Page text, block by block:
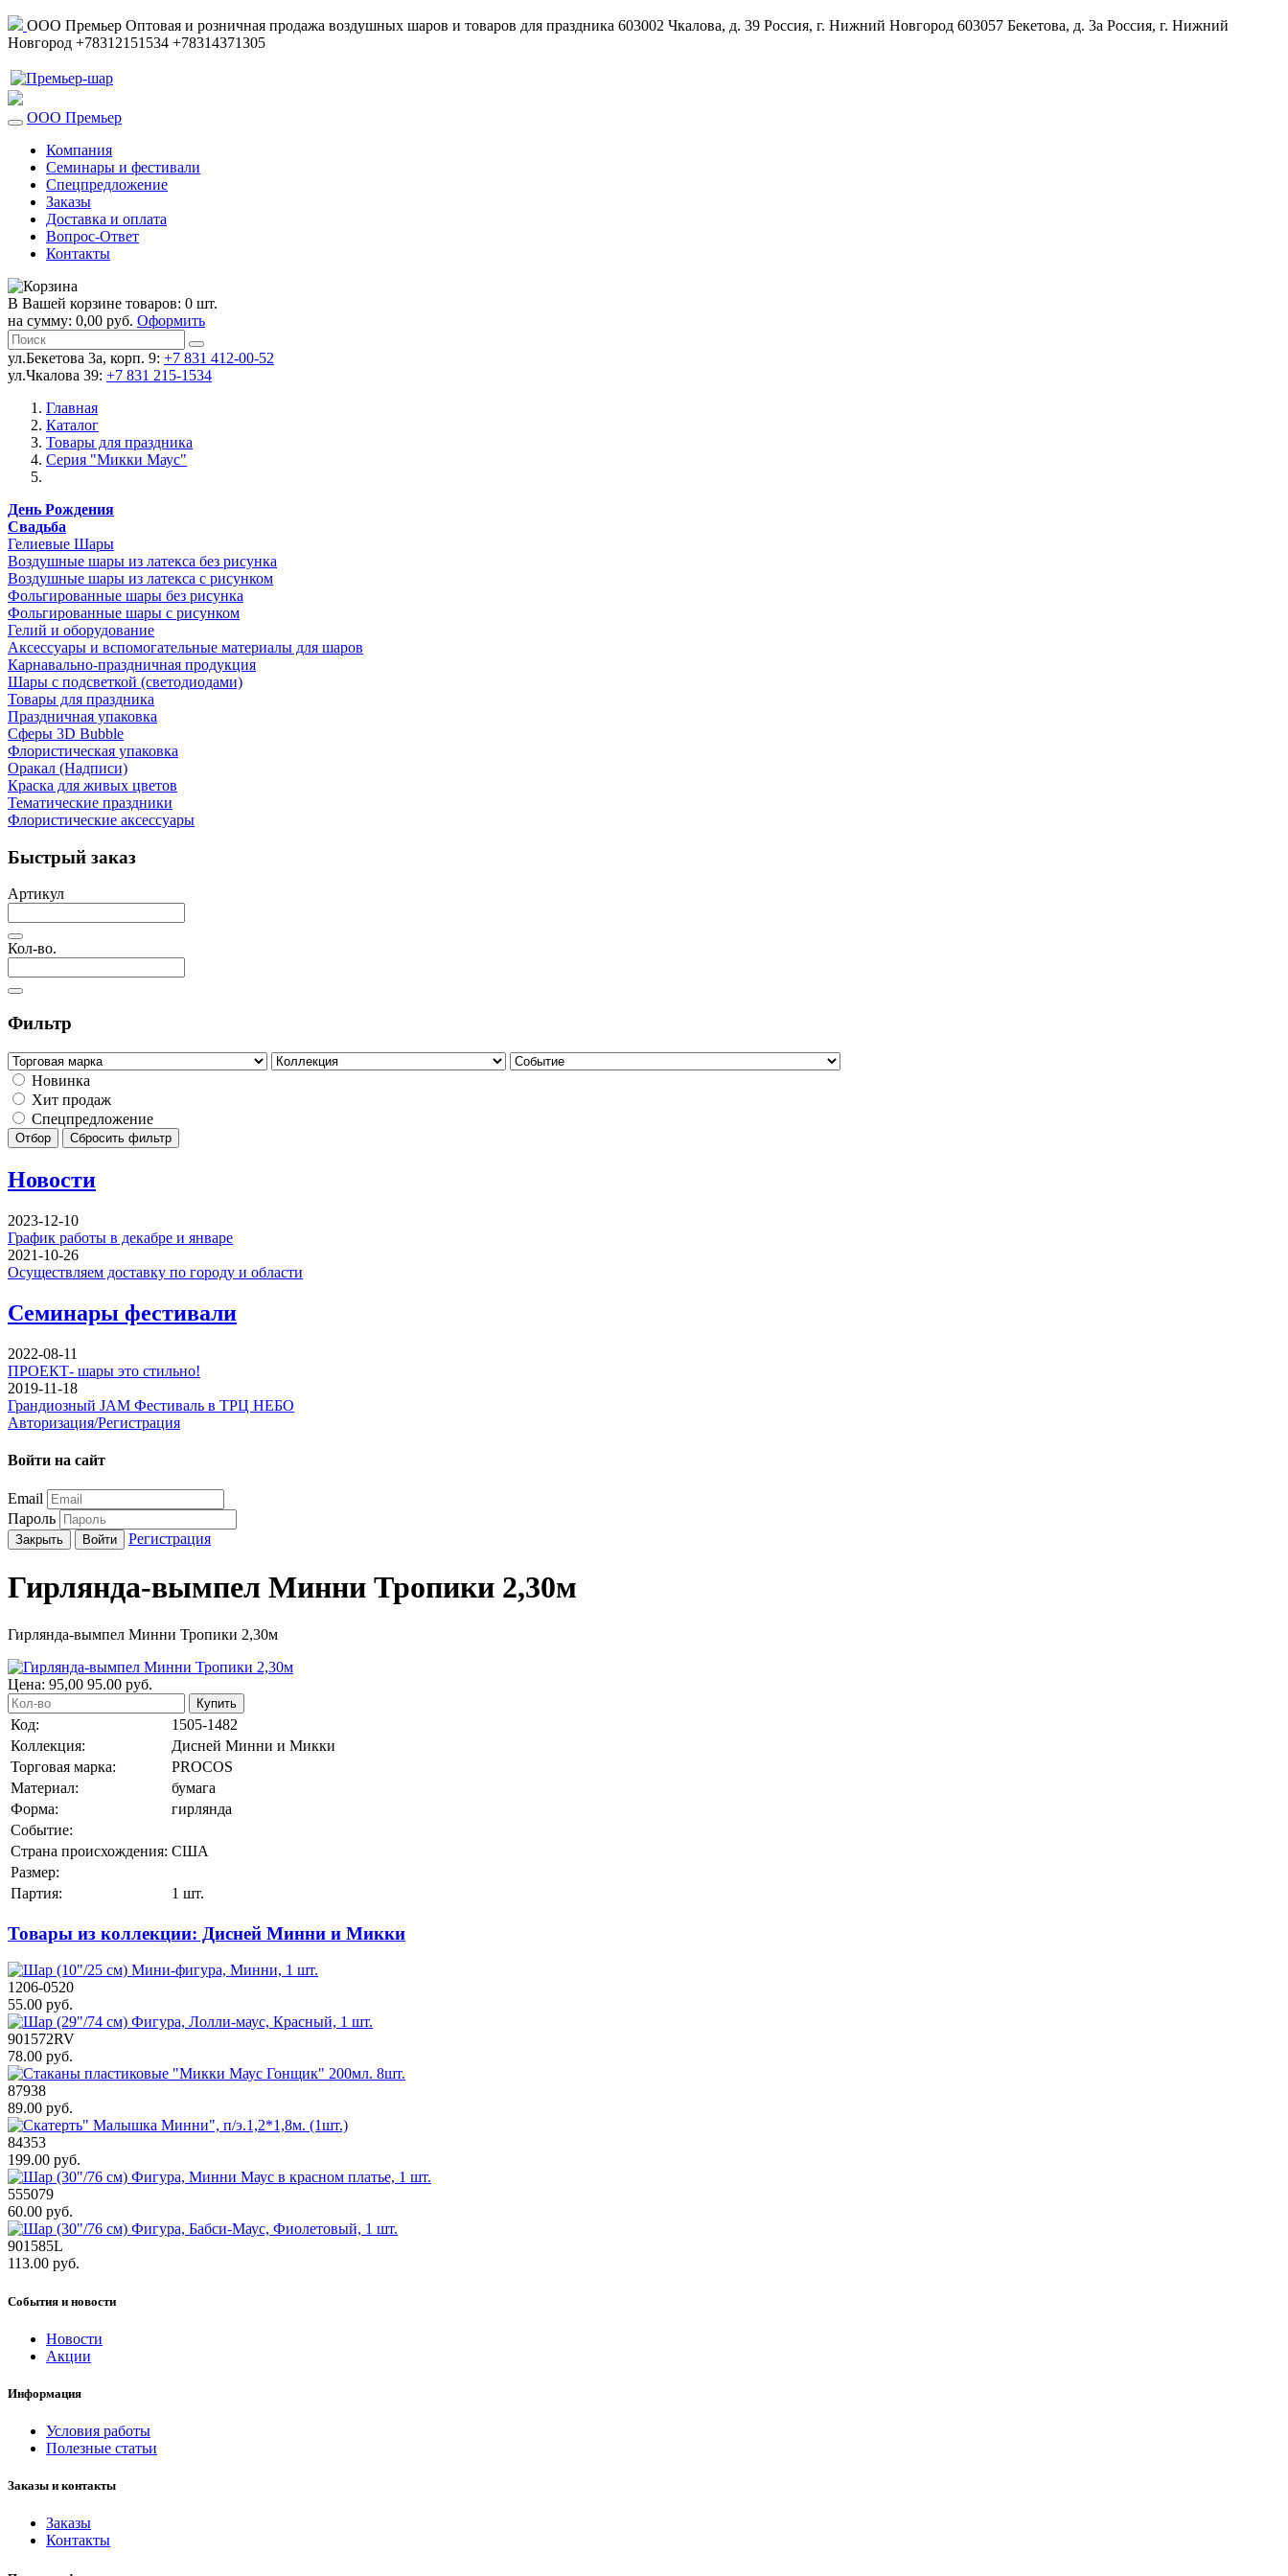
ООО Премьер Оптовая и розничная продажа воздушных шаров и товаров для праздника 603002 Чкалова, д. 39 Россия, г. Нижний Новгород 603057 Бекетова, д. 3а Россия, г. Нижний
Новгород +78312151534 +78314371305
ООО Премьер
Компания
Семинары и фестивали
Спецпредложение
Заказы
Доставка и оплата
Вопрос-Ответ
Контакты
В Вашей корзине товаров: 0 шт.
на сумму: 0,00 руб. Оформить
ул.Бекетова 3а, корп. 9: +7 831 412-00-52
ул.Чкалова 39: +7 831 215-1534
Главная
Каталог
Товары для праздника
Серия "Микки Маус"
День Рождения
Свадьба
Гелиевые Шары
Воздушные шары из латекса без рисунка
Воздушные шары из латекса с рисунком
Фольгированные шары без рисунка
Фольгированные шары с рисунком
Гелий и оборудование
Аксессуары и вспомогательные материалы для шаров
Карнавально-праздничная продукция
Шары с подсветкой (светодиодами)
Товары для праздника
Праздничная упаковка
Сферы 3D Bubble
Флористическая упаковка
Оракал (Надписи)
Краска для живых цветов
Тематические праздники
Флористические аксессуары
Быстрый заказ
Артикул
Кол-во.
Фильтр
Новинка
Хит продаж
Спецпредложение
Отбор Сбросить фильтр
Новости
2023-12-10
График работы в декабре и январе
2021-10-26
Осуществляем доставку по городу и области
Семинары фестивали
2022-08-11
ПРОЕКТ- шары это стильно!
2019-11-18
Грандиозный JAM Фестиваль в ТРЦ НЕБО
Авторизация/Регистрация
Войти на сайт
Email
Пароль
Закрыть Войти Регистрация
Гирлянда-вымпел Минни Тропики 2,30м
Гирлянда-вымпел Минни Тропики 2,30м
Цена: 95,00 95.00 руб.
Купить
Код:
1505-1482
Коллекция:
Дисней Минни и Микки
Торговая марка:
PROCOS
Материал:
бумага
Форма:
гирлянда
Событие:
Страна происхождения: США
Размер:
Партия:
1 шт.
Товары из коллекции: Дисней Минни и Микки
1206-0520
55.00 руб.
901572RV
78.00 руб.
87938
89.00 руб.
84353
199.00 руб.
555079
60.00 руб.
901585L
113.00 руб.
События и новости
Новости
Акции
Информация
Условия работы
Полезные статьи
Заказы и контакты
Заказы
Контакты